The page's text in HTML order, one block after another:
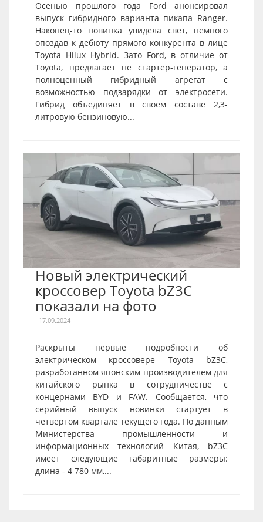
Осенью прошлого года Ford анонсировал
выпуск гибридного варианта пикапа Ranger.
Наконец-то новинка увидела свет, немного
опоздав к дебюту прямого конкурента в лице
Toyota Hilux Hybrid. Зато Ford, в отличие от
Toyota, предлагает не стартер-генератор, а
полноценный гибридный агрегат с
возможностью подзарядки от электросети.
Гибрид объединяет в своем составе 2,3-
литровую бензиновую...
Новый электрический
кроссовер Toyota bZ3C
показали на фото
17.09.2024
Раскрыты первые подробности об
электрическом кроссовере Toyota bZ3C,
разработанном японским производителем для
китайского рынка в сотрудничестве с
концернами BYD и FAW. Сообщается, что
серийный выпуск новинки стартует в
четвертом квартале текущего года. По данным
Министерства промышленности и
информационных технологий Китая, bZ3C
имеет следующие габаритные размеры:
длина - 4 780 мм,...